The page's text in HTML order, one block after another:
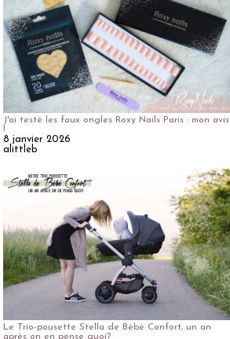
J'ai testé les faux ongles Roxy Nails Paris : mon avis
!
8 janvier 2026
alittleb
Le Trio-pousette Stella de Bébé Confort, un an
après on en pense quoi?